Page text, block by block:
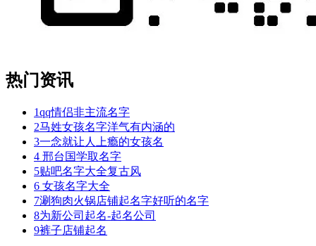
热门资讯
1qq情侣非主流名字
2马姓女孩名字洋气有内涵的
3一念就让人上瘾的女孩名
4 邢台国学取名字
5贴吧名字大全复古风
6 女孩名字大全
7涮狗肉火锅店铺起名字好听的名字
8为新公司起名-起名公司
9裤子店铺起名